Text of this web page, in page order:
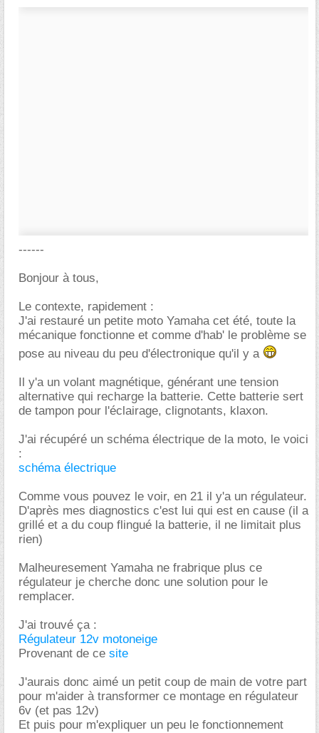
------
Bonjour à tous,
Le contexte, rapidement :
J'ai restauré un petite moto Yamaha cet été, toute la
mécanique fonctionne et comme d'hab' le problème se
pose au niveau du peu d'électronique qu'il y a
Il y'a un volant magnétique, générant une tension
alternative qui recharge la batterie. Cette batterie sert
de tampon pour l'éclairage, clignotants, klaxon.
J'ai récupéré un schéma électrique de la moto, le voici
:
schéma électrique
Comme vous pouvez le voir, en 21 il y'a un régulateur.
D'après mes diagnostics c'est lui qui est en cause (il a
grillé et a du coup flingué la batterie, il ne limitait plus
rien)
Malheuresement Yamaha ne frabrique plus ce
régulateur je cherche donc une solution pour le
remplacer.
J'ai trouvé ça :
Régulateur 12v motoneige
Provenant de ce site
J'aurais donc aimé un petit coup de main de votre part
pour m'aider à transformer ce montage en régulateur
6v (et pas 12v)
Et puis pour m'expliquer un peu le fonctionnement